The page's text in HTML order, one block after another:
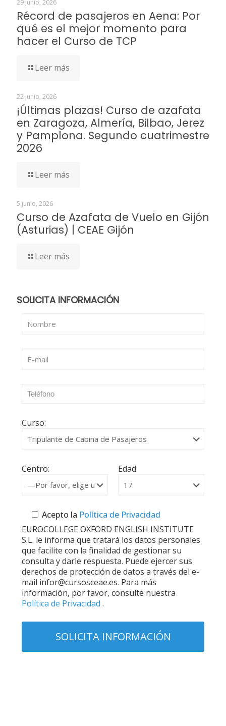
29 junio, 2026
Récord de pasajeros en Aena: Por
qué es el mejor momento para
hacer el Curso de TCP
Leer más
22 junio, 2026
¡Últimas plazas! Curso de azafata
en Zaragoza, Almería, Bilbao, Jerez
y Pamplona. Segundo cuatrimestre
2026
Leer más
5 junio, 2026
Curso de Azafata de Vuelo en Gijón
(Asturias) | CEAE Gijón
Leer más
SOLICITA INFORMACIÓN
Curso:
Centro: Edad:
Acepto la Política de Privacidad
EUROCOLLEGE OXFORD ENGLISH INSTITUTE
S.L. le informa que tratará los datos personales
que facilite con la finalidad de gestionar su
consulta y darle respuesta. Puede ejercer sus
derechos de protección de datos a través del e-
mail infor@cursosceae.es. Para más
información, por favor, consulte nuestra
Política de Privacidad .